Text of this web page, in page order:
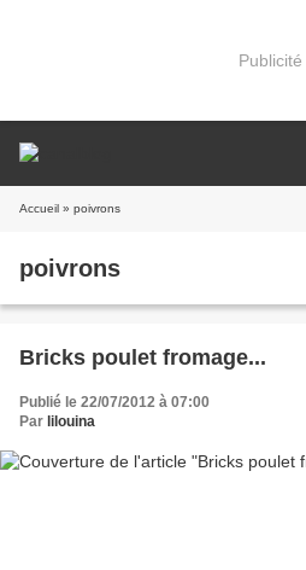
Publicité
Accueil » poivrons
poivrons
Bricks poulet fromage...
Publié le 22/07/2012 à 07:00
Par lilouina